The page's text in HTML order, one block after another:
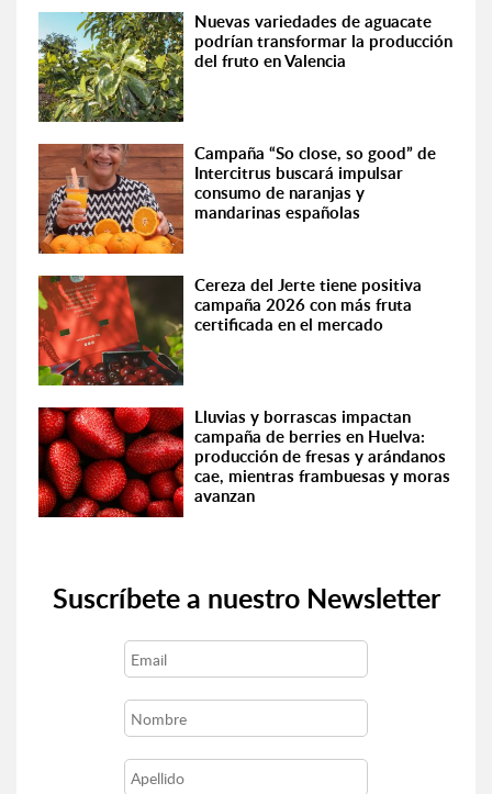
Nuevas variedades de aguacate
podrían transformar la producción
del fruto en Valencia
Campaña “So close, so good” de
Intercitrus buscará impulsar
consumo de naranjas y
mandarinas españolas
Cereza del Jerte tiene positiva
campaña 2026 con más fruta
certificada en el mercado
Lluvias y borrascas impactan
campaña de berries en Huelva:
producción de fresas y arándanos
cae, mientras frambuesas y moras
avanzan
Suscríbete a nuestro Newsletter